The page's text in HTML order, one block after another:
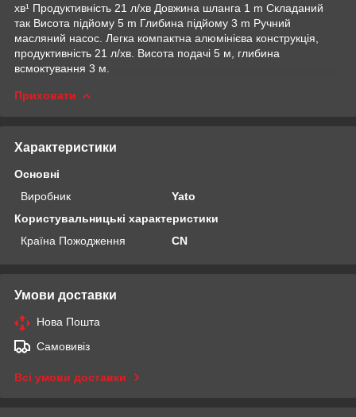
хв¹ Продуктивність 21 л/хв Довжина шланга 1 m Складаний
так Висота підйому 5 m Глибина підйому 3 m Ручний
масляний насос. Легка компактна алюмінієва конструкція,
продуктивність 21 л/хв. Висота подачі 5 м, глибина
всмоктування 3 м.
Приховати
Характеристики
Основні
Виробник
Yato
Користувальницькі характеристики
Країна Пожодження
CN
Умови доставки
Нова Пошта
Самовивіз
Всі умови доставки